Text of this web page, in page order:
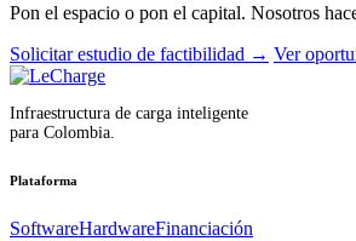
Pon el espacio o pon el capital. Nosotros
Solicitar estudio de factibilidad → Ver
Infraestructura de carga inteligente
para Colombia.
Plataforma
SoftwareHardwareFinanciación